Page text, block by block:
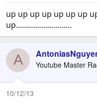
up up up up up up up
up............................
A Youtube Master
10/12/13